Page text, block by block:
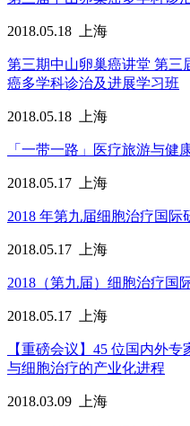
2018.05.18 上海
第三期中山卵巢癌讲堂 第三
癌多学科诊治及进展学习班
2018.05.18 上海
「一带一路」医疗旅游与健
2018.05.17 上海
2018 年第九届细胞治疗国际
2018.05.17 上海
2018（第九届）细胞治疗国
2018.05.17 上海
【重磅会议】45 位国内外
与细胞治疗的产业化进程
2018.03.09 上海